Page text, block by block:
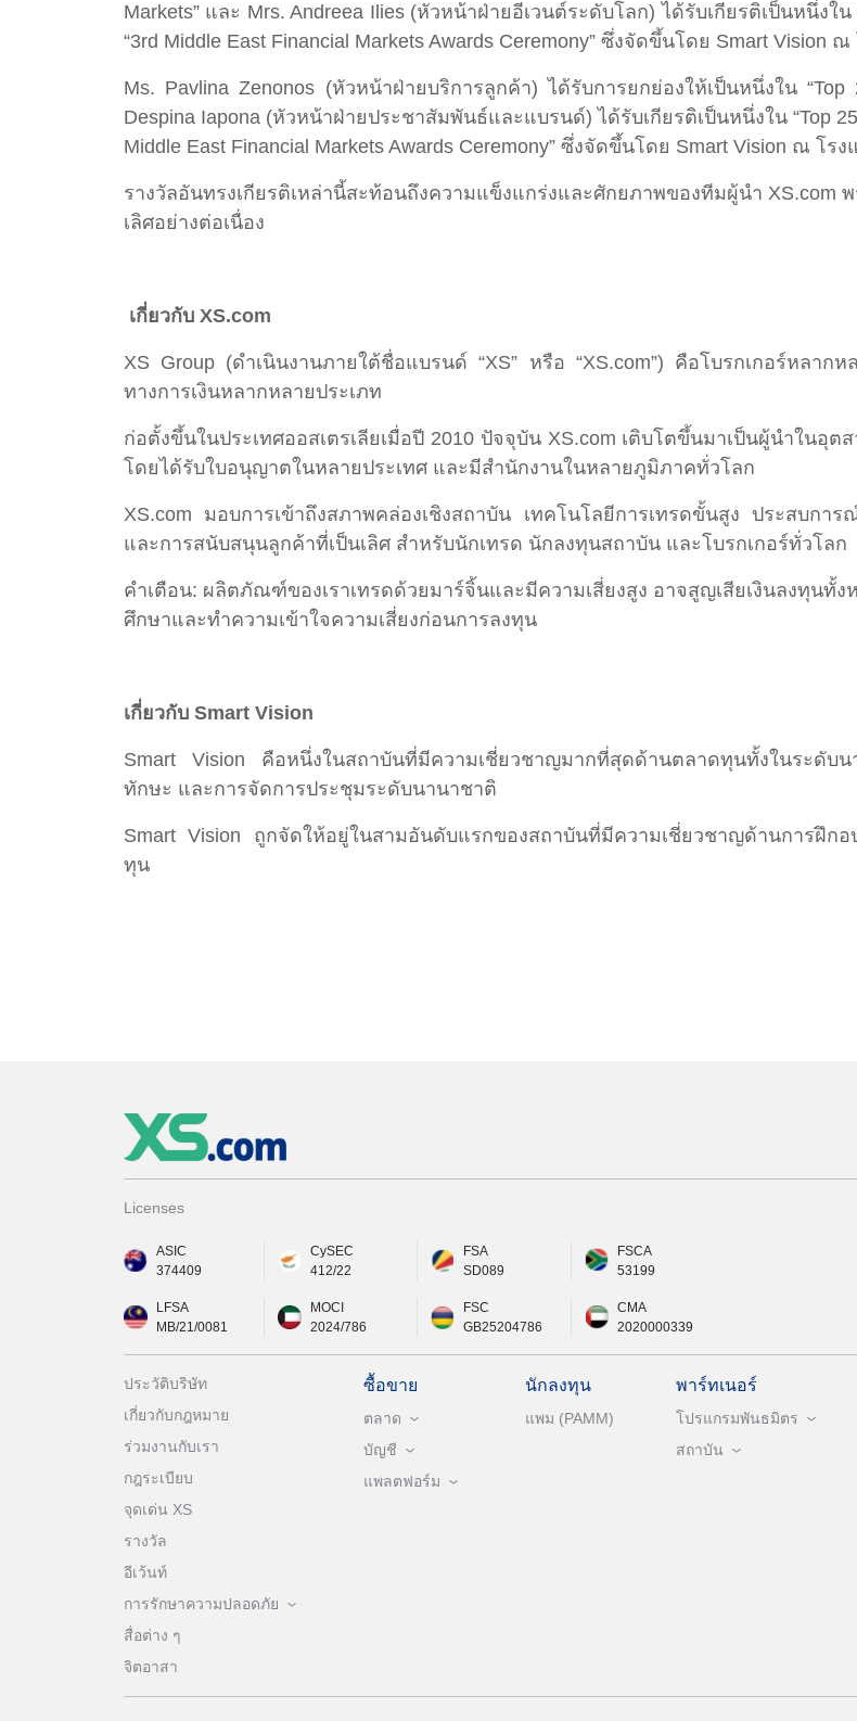
Markets” และ Mrs. Andreea Ilies (หัวหน้าฝ่ายอีเวนต์ระดับโลก) ได้รับเกียรติเป็นหนึ่งใน
“3rd Middle East Financial Markets Awards Ceremony” ซึ่งจัดขึ้นโดย Smart Vision
Ms. Pavlina Zenonos (หัวหน้าฝ่ายบริการลูกค้า) ได้รับการยกย่องให้เป็นหนึ่งใน
Despina Iapona (หัวหน้าฝ่ายประชาสัมพันธ์และแบรนด์) ได้รับเกียรติเป็นหนึ่งใน “Top
Middle East Financial Markets Awards Ceremony” ซึ่งจัดขึ้นโดย Smart Vision ณ โร
รางวัลอันทรงเกียรติเหล่านี้สะท้อนถึงความแข็งแกร่งและศักยภาพของทีมผู้นำ
เลิศอย่างต่อเนื่อง
เกี่ยวกับ XS.com
XS Group (ดำเนินงานภายใต้ชื่อแบรนด์ “XS” หรือ “XS.com”) คือโบรกเกอร์หลาก
ทางการเงินหลากหลายประเภท
ก่อตั้งขึ้นในประเทศออสเตรเลียเมื่อปี 2010 ปัจจุบัน XS.com เติบโตขึ้นมาเป็นผู้นำในอุ
โดยได้รับใบอนุญาตในหลายประเทศ และมีสำนักงานในหลายภูมิภาคทั่วโลก
XS.com มอบการเข้าถึงสภาพคล่องเชิงสถาบัน เทคโนโลยีการเทรดขั้นสูง ประสบก
และการสนับสนุนลูกค้าที่เป็นเลิศ สำหรับนักเทรด นักลงทุนสถาบัน และโบรกเกอร์ทั่วโลก
คำเตือน: ผลิตภัณฑ์ของเราเทรดด้วยมาร์จิ้นและมีความเสี่ยงสูง อาจสูญเสียเงินลงทุน
ศึกษาและทำความเข้าใจความเสี่ยงก่อนการลงทุน
เกี่ยวกับ Smart Vision
Smart Vision คือหนึ่งในสถาบันที่มีความเชี่ยวชาญมากที่สุดด้านตลาดทุนทั้งในระดั
ทักษะ และการจัดการประชุมระดับนานาชาติ
Smart Vision ถูกจัดให้อยู่ในสามอันดับแรกของสถาบันที่มีความเชี่ยวชาญด้านการฝึก
ทุน
Licenses
ASIC
374409
CySEC
412/22
FSA
SD089
FSCA
53199
LFSA
MB/21/0081
MOCI
2024/786
FSC
GB25204786
CMA
2020000339
ประวัติบริษัท
เกี่ยวกับกฎหมาย
ร่วมงานกับเรา
กฎระเบียบ
จุดเด่น XS
รางวัล
อีเว้นท์
การรักษาความปลอดภัย
สื่อต่าง ๆ
จิตอาสา
ซื้อขาย
ตลาด
บัญชี
แพลตฟอร์ม
นักลงทุน
แพม (PAMM)
พาร์ทเนอร์
โปรแกรมพันธมิตร
สถาบัน